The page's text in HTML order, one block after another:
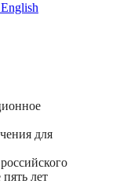
English
для
лет